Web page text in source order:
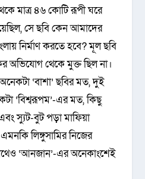
মাত্র ৪৬ কোটি রূপী ঘরে
সে ছবি কেন আমাদের
নির্মাণ করতে হবে? মূল ছবি
অভিযোগ থেকে মুক্ত ছিল না।
‘বাশা’ ছবির মত, দুই
‘বিশ্বরূপম’-এর মত, কিছু
স্যুট-বুট পড়া মাফিয়া
এমনকি লিঙ্গুসামির নিজের
‘আনজান’-এর অনেকাংশেই